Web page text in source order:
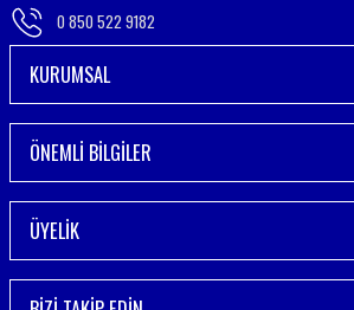
0 850 522 9182
KURUMSAL
ÖNEMLİ BİLGİLER
ÜYELİK